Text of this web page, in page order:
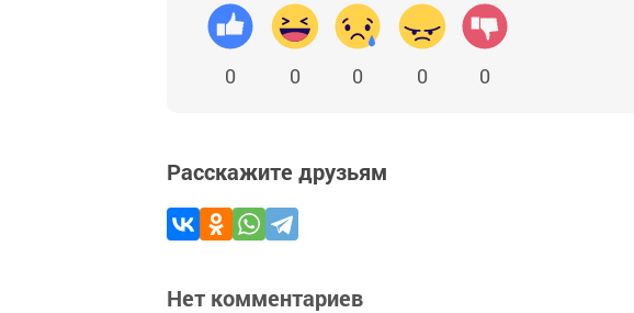
0 0 0 0 0
Расскажите друзьям
Нет комментариев